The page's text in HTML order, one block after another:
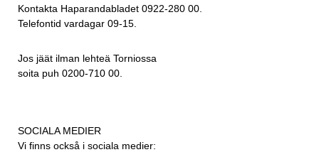
Kontakta Haparandabladet 0922-280 00.
Telefontid vardagar 09-15.
Jos jäät ilman lehteä Torniossa
soita puh 0200-710 00.
SOCIALA MEDIER
Vi finns också i sociala medier: